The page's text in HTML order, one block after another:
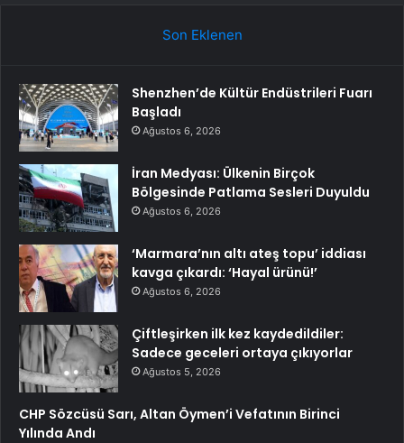
Son Eklenen
Shenzhen’de Kültür Endüstrileri Fuarı
Başladı
Ağustos 6, 2026
İran Medyası: Ülkenin Birçok
Bölgesinde Patlama Sesleri Duyuldu
Ağustos 6, 2026
‘Marmara’nın altı ateş topu’ iddiası
kavga çıkardı: ‘Hayal ürünü!’
Ağustos 6, 2026
Çiftleşirken ilk kez kaydedildiler:
Sadece geceleri ortaya çıkıyorlar
Ağustos 5, 2026
CHP Sözcüsü Sarı, Altan Öymen’i Vefatının Birinci
Yılında Andı